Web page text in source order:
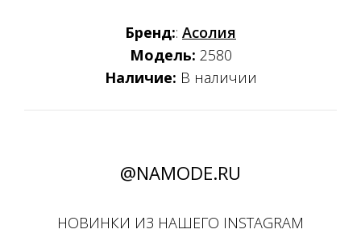
Бренд:: Асолия
Модель: 2580
Наличие: В наличии
@NAMODE.RU
НОВИНКИ ИЗ НАШЕГО INSTAGRAM